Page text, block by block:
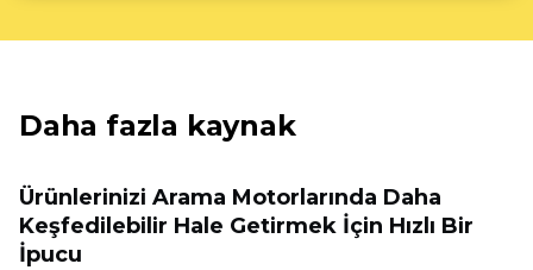
Daha fazla kaynak
Ürünlerinizi Arama Motorlarında Daha
Keşfedilebilir Hale Getirmek İçin Hızlı Bir
İpucu